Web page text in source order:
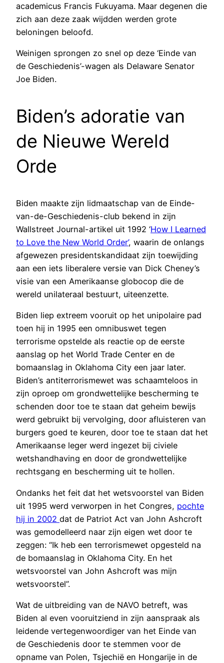
academicus Francis Fukuyama. Maar degenen die
zich aan deze zaak wijdden werden grote
beloningen beloofd.
Weinigen sprongen zo snel op deze ‘Einde van
de Geschiedenis’-wagen als Delaware Senator
Joe Biden.
Biden’s adoratie van
de Nieuwe Wereld
Orde
Biden maakte zijn lidmaatschap van de Einde-
van-de-Geschiedenis-club bekend in zijn
Wallstreet Journal-artikel uit 1992 ‘How I Learned
to Love the New World Order’, waarin de onlangs
afgewezen presidentskandidaat zijn toewijding
aan een iets liberalere versie van Dick Cheney’s
visie van een Amerikaanse globocop die de
wereld unilateraal bestuurt, uiteenzette.
Biden liep extreem vooruit op het unipolaire pad
toen hij in 1995 een omnibuswet tegen
terrorisme opstelde als reactie op de eerste
aanslag op het World Trade Center en de
bomaanslag in Oklahoma City een jaar later.
Biden’s antiterrorismewet was schaamteloos in
zijn oproep om grondwettelijke bescherming te
schenden door toe te staan dat geheim bewijs
werd gebruikt bij vervolging, door afluisteren van
burgers goed te keuren, door toe te staan dat het
Amerikaanse leger werd ingezet bij civiele
wetshandhaving en door de grondwettelijke
rechtsgang en bescherming uit te hollen.
Ondanks het feit dat het wetsvoorstel van Biden
uit 1995 werd verworpen in het Congres, pochte
hij in 2002 dat de Patriot Act van John Ashcroft
was gemodelleerd naar zijn eigen wet door te
zeggen: “Ik heb een terrorismewet opgesteld na
de bomaanslag in Oklahoma City. En het
wetsvoorstel van John Ashcroft was mijn
wetsvoorstel”.
Wat de uitbreiding van de NAVO betreft, was
Biden al even vooruitziend in zijn aanspraak als
leidende vertegenwoordiger van het Einde van
de Geschiedenis door te stemmen voor de
opname van Polen, Tsjechië en Hongarije in de